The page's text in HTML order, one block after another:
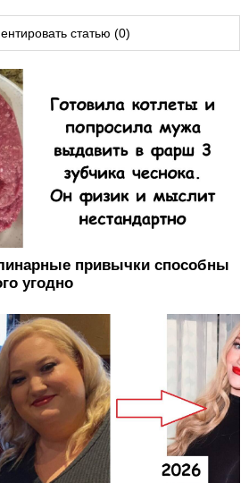
статью (0)
привычки способны
угодно